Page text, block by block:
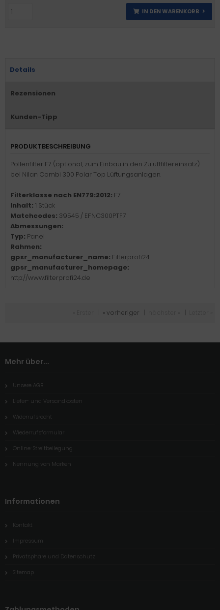
IN DEN WARENKORB
Details
Rezensionen
Kunden-Tipp
PRODUKTBESCHREIBUNG
Pollenfilter F7 (optional, zum Einbau in den Zuluftfiltereinsatz)
bei Nilan Combi 300 Polar Top Lüftungsanlagen.
Filterklasse nach EN779:2012: F7
Inhalt: 1 Stück
Matchcodes: 39545 / EFNC300PTF7
Abmessungen:
Typ: Panel
Rahmen:
gpsr_manufacturer_name: Filterprofi24
gpsr_manufacturer_homepage:
http://www.filterprofi24.de
« vorheriger
Mehr über...
Unsere AGB
Liefer- und Versandkosten
Widerrufsrecht
Wiederrufsformular
Online-Streitbeilegung
Nennung von Marken
Informationen
Kontakt
Impressum
Privatsphäre und Datenschutz
Sitemap